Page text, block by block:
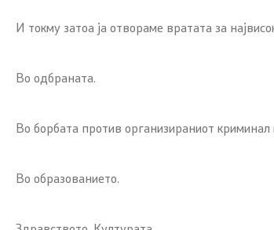
И токму затоа ја отвораме вратата за
Во одбраната.
Во борбата против организираниот
Во образованието.